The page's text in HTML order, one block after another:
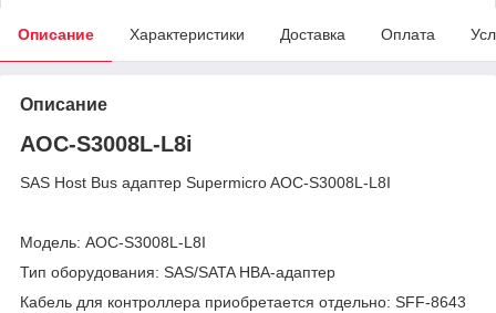
Описание Характеристики Доставка Оплата
Описание
AOC-S3008L-L8i
SAS Host Bus адаптер Supermicro AOC-S3008L-L8I
Модель: AOC-S3008L-L8I
Тип оборудования: SAS/SATA HBA-адаптер
Кабель для контроллера приобретается отдельно: SFF-8643